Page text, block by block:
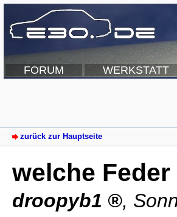
FORUM WERKSTATT
zurück zur Hauptseite
welche
droopyb1 ,